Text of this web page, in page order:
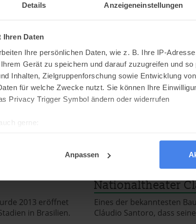
Details Anzeigeneinstellungen
Ihren Daten
Ihre persönlichen Daten, wie z. B. Ihre IP-
Gerät zu speichern und darauf zuzugreifen und
Inhalten, Zielgruppenforschung sowie Entwicklung
für welche Zwecke nutzt. Sie können Ihre
Privacy Trigger Symbol ändern oder widerrufen
gerne:
persönlichen Daten verarbeitet werden, und legen Sie
andere nicht notwendig sind, jedoch helfen das
Anpassen
2013 eröffnet
in Brasilien.
Nationaltheater
Eines der bekanntesten
Cláudio Santoro, dass